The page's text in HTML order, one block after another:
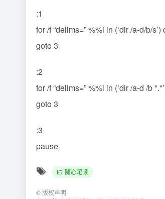
:1
for /f “delims=” %%i in (‘dir /a-d/b/
goto 3
:2
for /f “delims=” %%i in (‘dir /a-d /b
goto 3
:3
pause
随心笔谈
© 版权声明